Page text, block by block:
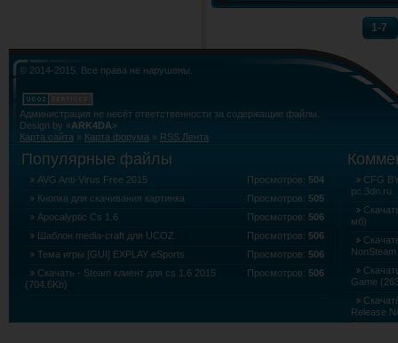
1-7
© 2014-2015. Все права не нарушены.
Администрация не несёт ответственности за содержащие файлы.
Design by «ARK4DA»
Карта сайта » Карта форума » RSS Лента
Популярные файлы
Просмотров: 504
AVG Anti-Virus Free 2015
Просмотров: 505
Кнопка для скачивания картинка
Просмотров: 506
Apocalyptic Cs 1.6
Просмотров: 506
Шаблон media-craft для UCOZ
Просмотров: 506
Тема игры [GUI] EXPLAY eSports
Просмотров: 506
Скачать - Steam клиент для cs 1.6 2015
(704.6Kb)
CFG
pc.3dn.ru
мб)
Game
Release